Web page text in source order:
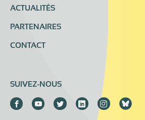
ACTUALITÉS
PARTENAIRES
CONTACT
SUIVEZ-NOUS